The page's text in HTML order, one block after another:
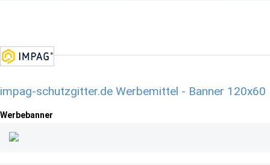
impag-schutzgitter.de Werbemittel - Banner 120x60
Werbebanner